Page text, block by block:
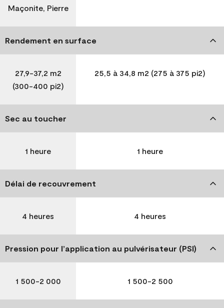
Maçonite, Pierre
Rendement en surface
27,9-37,2 m2
(300-400 pi2)
25,5 à 34,8 m2 (275 à 375 pi2)
Sec au toucher
1 heure 1 heure
Délai de recouvrement
4 heures 4 heures
Pression pour l’application au pulvérisateur (PSI)
1 500-2 000 1 500-2 500